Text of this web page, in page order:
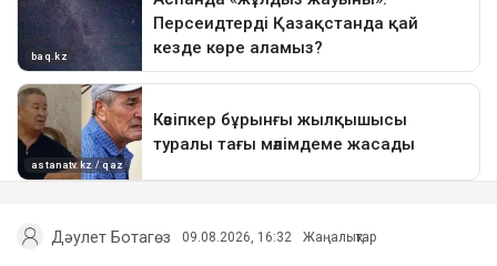
Дәулет Ботагөз 09.08.2026, 16:32 Жаңалықтар